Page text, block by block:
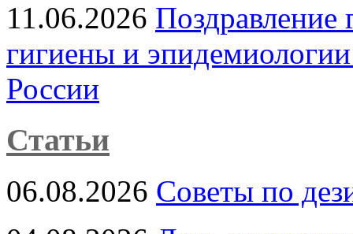
11.06.2026 Поздравление
гигиены и
России
Статьи
06.08.2026 Советы по